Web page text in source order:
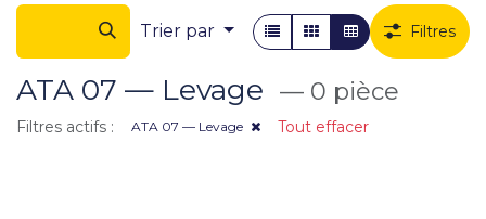
Trier par Filtres
ATA 07 — Levage — 0 pièce
Filtres actifs : ATA 07 — Levage Tout effacer